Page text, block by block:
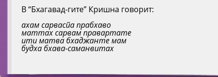
В “Бхагавад-гите” Кришна говорит:
ахам сарвасйа прабхаво
маттах сарвам правартате
ити матва бхаджанте мам
будха бхава-саманвитах